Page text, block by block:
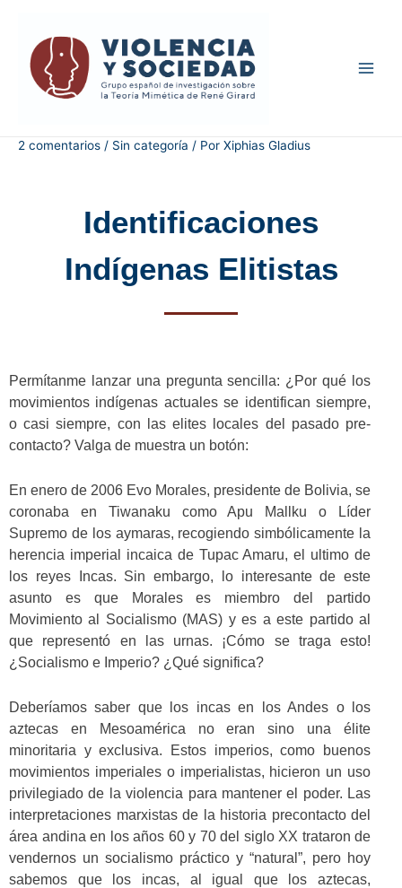
2 comentarios / Sin categoría / Por Xiphias Gladius
Identificaciones
Indígenas Elitistas
Permítanme lanzar una pregunta sencilla: ¿Por qué los
movimientos indígenas actuales se identifican siempre,
o casi siempre, con las elites locales del pasado pre-
contacto? Valga de muestra un botón:
En enero de 2006 Evo Morales, presidente de Bolivia, se
coronaba en Tiwanaku como Apu Mallku o Líder
Supremo de los aymaras, recogiendo simbólicamente la
herencia imperial incaica de Tupac Amaru, el ultimo de
los reyes Incas. Sin embargo, lo interesante de este
asunto es que Morales es miembro del partido
Movimiento al Socialismo (MAS) y es a este partido al
que representó en las urnas. ¡Cómo se traga esto!
¿Socialismo e Imperio? ¿Qué significa?
Deberíamos saber que los incas en los Andes o los
aztecas en Mesoamérica no eran sino una élite
minoritaria y exclusiva. Estos imperios, como buenos
movimientos imperiales o imperialistas, hicieron un uso
privilegiado de la violencia para mantener el poder. Las
interpretaciones marxistas de la historia precontacto del
área andina en los años 60 y 70 del siglo XX trataron de
vendernos un socialismo práctico y “natural”, pero hoy
sabemos que los incas, al igual que los aztecas,